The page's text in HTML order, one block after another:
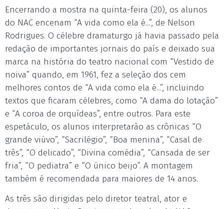
Encerrando a mostra na quinta-feira (20), os alunos
do NAC encenam “A vida como ela é...”, de Nelson
Rodrigues. O célebre dramaturgo já havia passado pela
redação de importantes jornais do país e deixado sua
marca na história do teatro nacional com “Vestido de
noiva” quando, em 1961, fez a seleção dos cem
melhores contos de “A vida como ela é...”, incluindo
textos que ficaram célebres, como “A dama do lotação”
e “A coroa de orquídeas”, entre outros. Para este
espetáculo, os alunos interpretarão as crônicas “O
grande viúvo”, “Sacrilégio”, “Boa menina”, “Casal de
três”, “O delicado”, “Divina comédia”, “Cansada de ser
fria”, “O pediatra” e “O único beijo”. A montagem
também é recomendada para maiores de 14 anos.
As três são dirigidas pelo diretor teatral, ator e